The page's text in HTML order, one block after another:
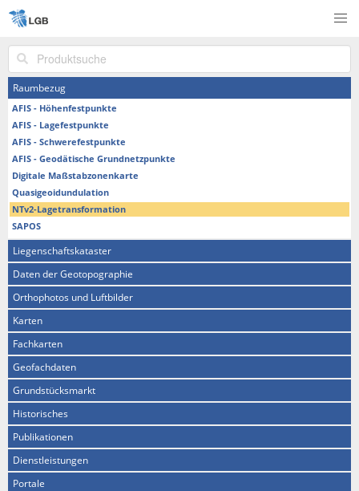
Produktsuche
Raumbezug
AFIS - Höhenfestpunkte
AFIS - Lagefestpunkte
AFIS - Schwerefestpunkte
AFIS - Geodätische Grundnetzpunkte
Digitale Maßstabzonenkarte
Quasigeoidundulation
NTv2-Lagetransformation
SAPOS
Liegenschaftskataster
Daten der Geotopographie
Orthophotos und Luftbilder
Karten
Fachkarten
Geofachdaten
Grundstücksmarkt
Historisches
Publikationen
Dienstleistungen
Portale